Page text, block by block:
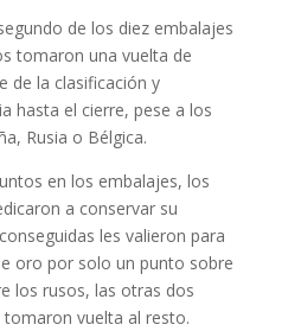
de los diez embalajes
tomaron una vuelta de
de la clasificación y
hasta el cierre, pese a los
Rusia o Bélgica.
en los embalajes, los
a conservar su
les valieron para
oro por solo un punto sobre
los rusos, las otras dos
vuelta al resto.